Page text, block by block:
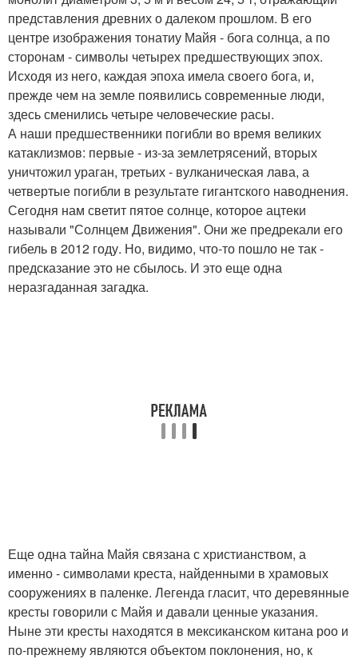
представления древних о далеком прошлом. В его
центре изображения тонатиу Майя - бога солнца, а по
сторонам - символы четырех предшествующих эпох.
Исходя из него, каждая эпоха имела своего бога, и,
прежде чем на земле появились современные люди,
здесь сменились четыре человеческие расы.
А наши предшественники погибли во время великих
катаклизмов: первые - из-за землетрясений, вторых
уничтожил ураган, третьих - вулканическая лава, а
четвертые погибли в результате гигантского наводнения.
Сегодня нам светит пятое солнце, которое ацтеки
называли "Солнцем Движения". Они же предрекали его
гибель в 2012 году. Но, видимо, что-то пошло не так -
предсказание это не сбылось. И это еще одна
неразгаданная загадка.
Еще одна тайна Майя связана с христианством, а
именно - символами креста, найденными в храмовых
сооружениях в паленке. Легенда гласит, что деревянные
кресты говорили с Майя и давали ценные указания.
Ныне эти кресты находятся в мексиканском китана роо и
по-прежнему являются объектом поклонения, но, к